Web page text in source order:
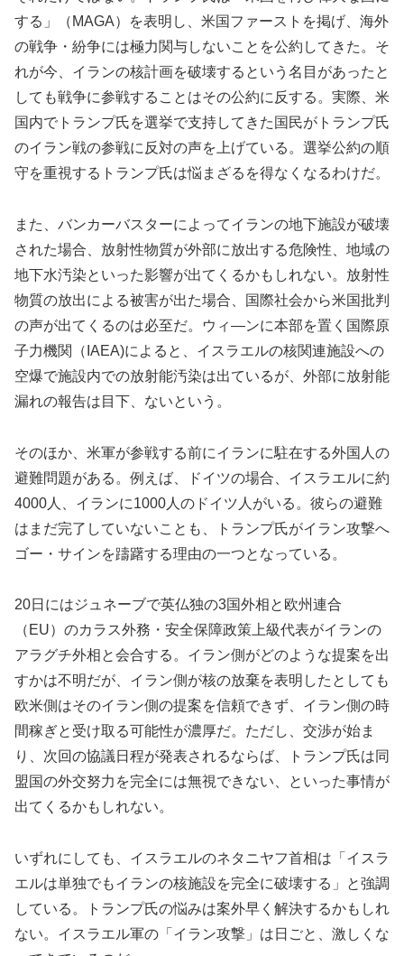
する」（MAGA）を表明し、米国ファーストを掲げ、海外
の戦争・紛争には極力関与しないことを公約してきた。そ
れが今、イランの核計画を破壊するという名目があったと
しても戦争に参戦することはその公約に反する。実際、米
国内でトランプ氏を選挙で支持してきた国民がトランプ氏
のイラン戦の参戦に反対の声を上げている。選挙公約の順
守を重視するトランプ氏は悩まざるを得なくなるわけだ。
また、バンカーバスターによってイランの地下施設が破壊
された場合、放射性物質が外部に放出する危険性、地域の
地下水汚染といった影響が出てくるかもしれない。放射性
物質の放出による被害が出た場合、国際社会から米国批判
の声が出てくるのは必至だ。ウィ―ンに本部を置く国際原
子力機関（IAEA)によると、イスラエルの核関連施設への
空爆で施設内での放射能汚染は出ているが、外部に放射能
漏れの報告は目下、ないという。
そのほか、米軍が参戦する前にイランに駐在する外国人の
避難問題がある。例えば、ドイツの場合、イスラエルに約
4000人、イランに1000人のドイツ人がいる。彼らの避難
はまだ完了していないことも、トランプ氏がイラン攻撃へ
ゴー・サインを躊躇する理由の一つとなっている。
20日にはジュネーブで英仏独の3国外相と欧州連合
（EU）のカラス外務・安全保障政策上級代表がイランの
アラグチ外相と会合する。イラン側がどのような提案を出
すかは不明だが、イラン側が核の放棄を表明したとしても
欧米側はそのイラン側の提案を信頼できず、イラン側の時
間稼ぎと受け取る可能性が濃厚だ。ただし、交渉が始ま
り、次回の協議日程が発表されるならば、トランプ氏は同
盟国の外交努力を完全には無視できない、といった事情が
出てくるかもしれない。
いずれにしても、イスラエルのネタニヤフ首相は「イスラ
エルは単独でもイランの核施設を完全に破壊する」と強調
している。トランプ氏の悩みは案外早く解決するかもしれ
ない。イスラエル軍の「イラン攻撃」は日ごと、激しくな